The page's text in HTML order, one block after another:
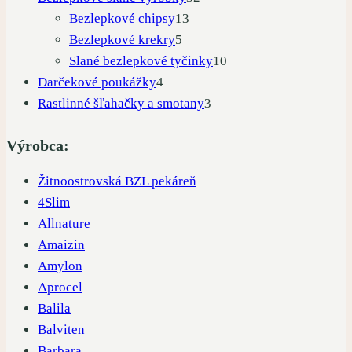
Bezlepkové chipsy13
Bezlepkové krekry5
produktov
Slané bezlepkové tyčinky10
Darčekové poukážky44
produkty
Rastlinné šľahačky a smotany3
Výrobca:
Žitnoostrovská BZL pekáreň
4Slim
Allnature
Amaizin
Amylon
Aprocel
Balila
Balviten